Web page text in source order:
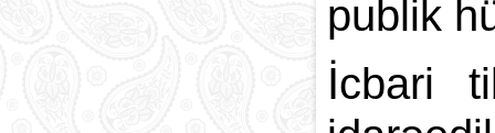
publik
İcbari